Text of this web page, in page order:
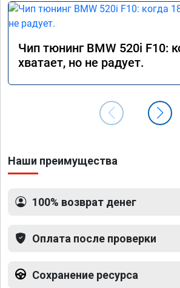
Чип тюнинг BMW 520i F10:
хватает, но не радует.
Наши преимущества
100% возврат денег
Оплата после проверки
Сохранение ресурса